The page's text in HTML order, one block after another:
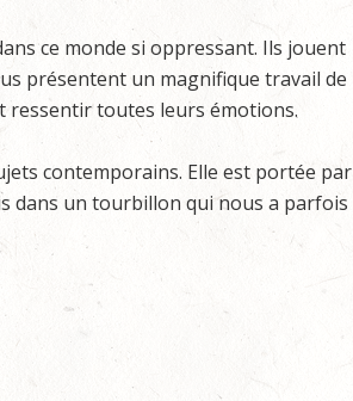
ce monde si oppressant. Ils jouent
présentent un magnifique travail de
ressentir toutes leurs émotions.
contemporains. Elle est portée par
dans un tourbillon qui nous a parfois